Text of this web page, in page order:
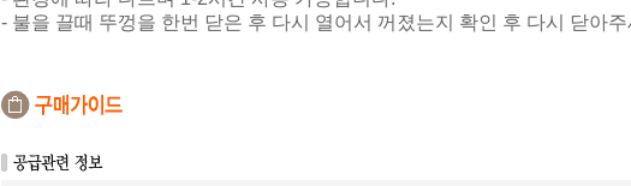
- 불을 끌때 뚜껑을 한번 닫은 후 다시 열어서 꺼졌는지 확인 후 다시 닫아